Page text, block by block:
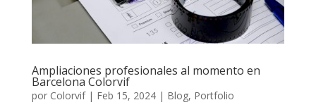
Ampliaciones profesionales al momento en
Barcelona Colorvif
por Colorvif| Feb 15, 2024| Blog, Portfolio